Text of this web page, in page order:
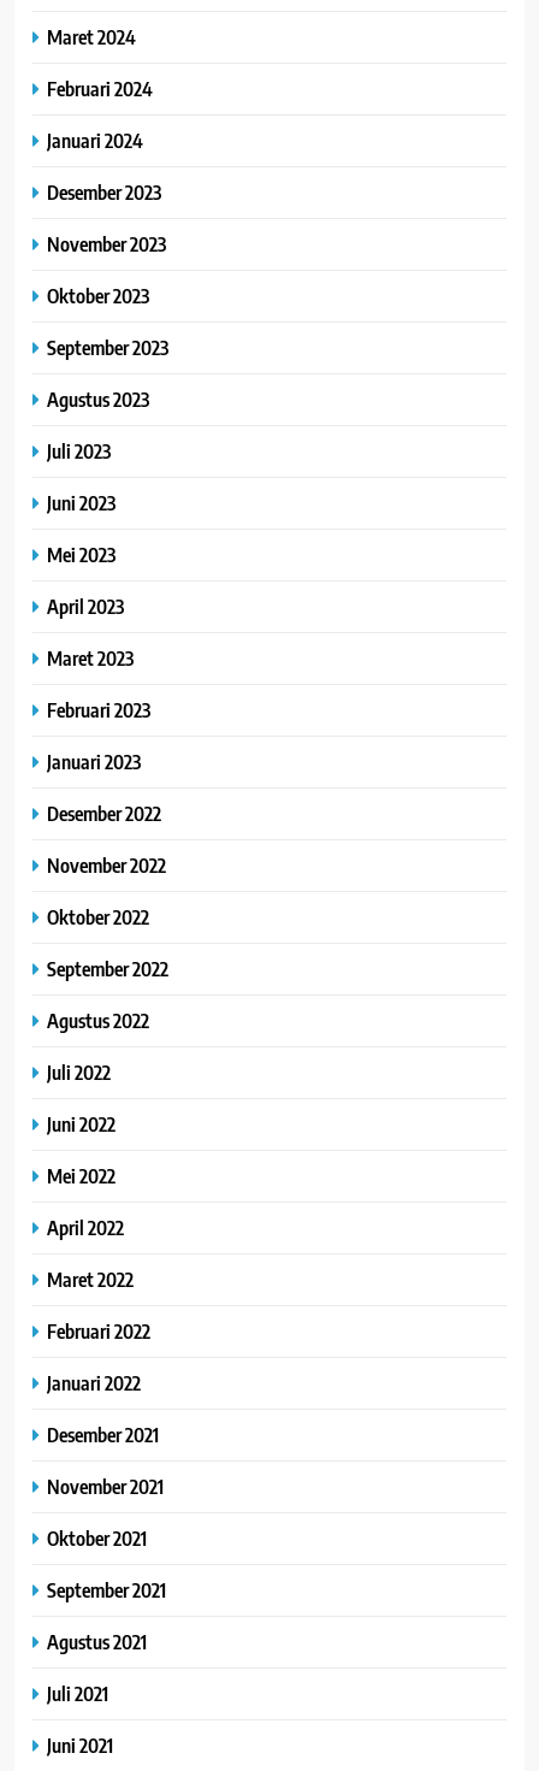
Maret 2024
Februari 2024
Januari 2024
Desember 2023
November 2023
Oktober 2023
September 2023
Agustus 2023
Juli 2023
Juni 2023
Mei 2023
April 2023
Maret 2023
Februari 2023
Januari 2023
Desember 2022
November 2022
Oktober 2022
September 2022
Agustus 2022
Juli 2022
Juni 2022
Mei 2022
April 2022
Maret 2022
Februari 2022
Januari 2022
Desember 2021
November 2021
Oktober 2021
September 2021
Agustus 2021
Juli 2021
Juni 2021